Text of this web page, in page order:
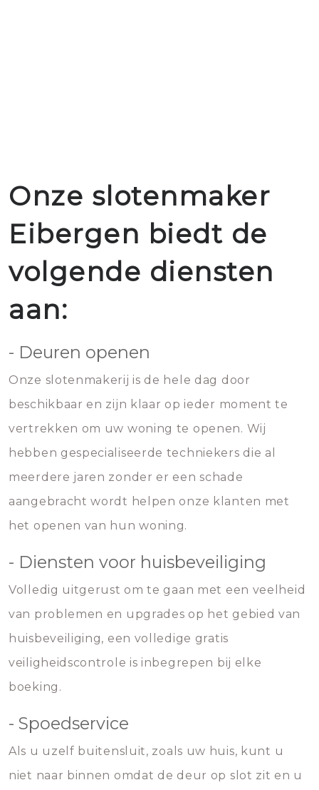
Onze slotenmaker
Eibergen biedt de
volgende diensten
aan:
- Deuren openen
Onze slotenmakerij is de hele dag door
beschikbaar en zijn klaar op ieder moment te
vertrekken om uw woning te openen. Wij
hebben gespecialiseerde techniekers die al
meerdere jaren zonder er een schade
aangebracht wordt helpen onze klanten met
het openen van hun woning.
- Diensten voor huisbeveiliging
Volledig uitgerust om te gaan met een veelheid
van problemen en upgrades op het gebied van
huisbeveiliging, een volledige gratis
veiligheidscontrole is inbegrepen bij elke
boeking.
- Spoedservice
Als u uzelf buitensluit, zoals uw huis, kunt u
niet naar binnen omdat de deur op slot zit en u